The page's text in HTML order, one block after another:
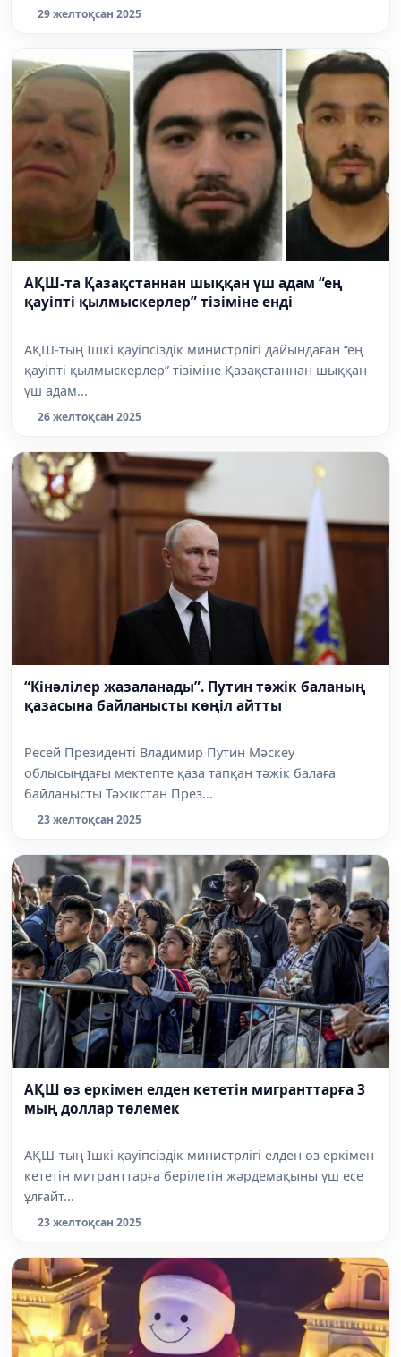
29 желтоқсан 2025
АҚШ-та Қазақстаннан шыққан үш адам “ең
қауіпті қылмыскерлер” тізіміне енді
АҚШ-тың Ішкі қауіпсіздік министрлігі дайындаған “ең
қауіпті қылмыскерлер” тізіміне Қазақстаннан шыққан
үш адам...
26 желтоқсан 2025
“Кінәлілер жазаланады”. Путин тәжік баланың
қазасына байланысты көңіл айтты
Ресей Президенті Владимир Путин Мәскеу
облысындағы мектепте қаза тапқан тәжік балаға
байланысты Тәжікстан През...
23 желтоқсан 2025
АҚШ өз еркімен елден кететін мигранттарға 3
мың доллар төлемек
АҚШ-тың Ішкі қауіпсіздік министрлігі елден өз еркімен
кететін мигранттарға берілетін жәрдемақыны үш есе
ұлғайт...
23 желтоқсан 2025